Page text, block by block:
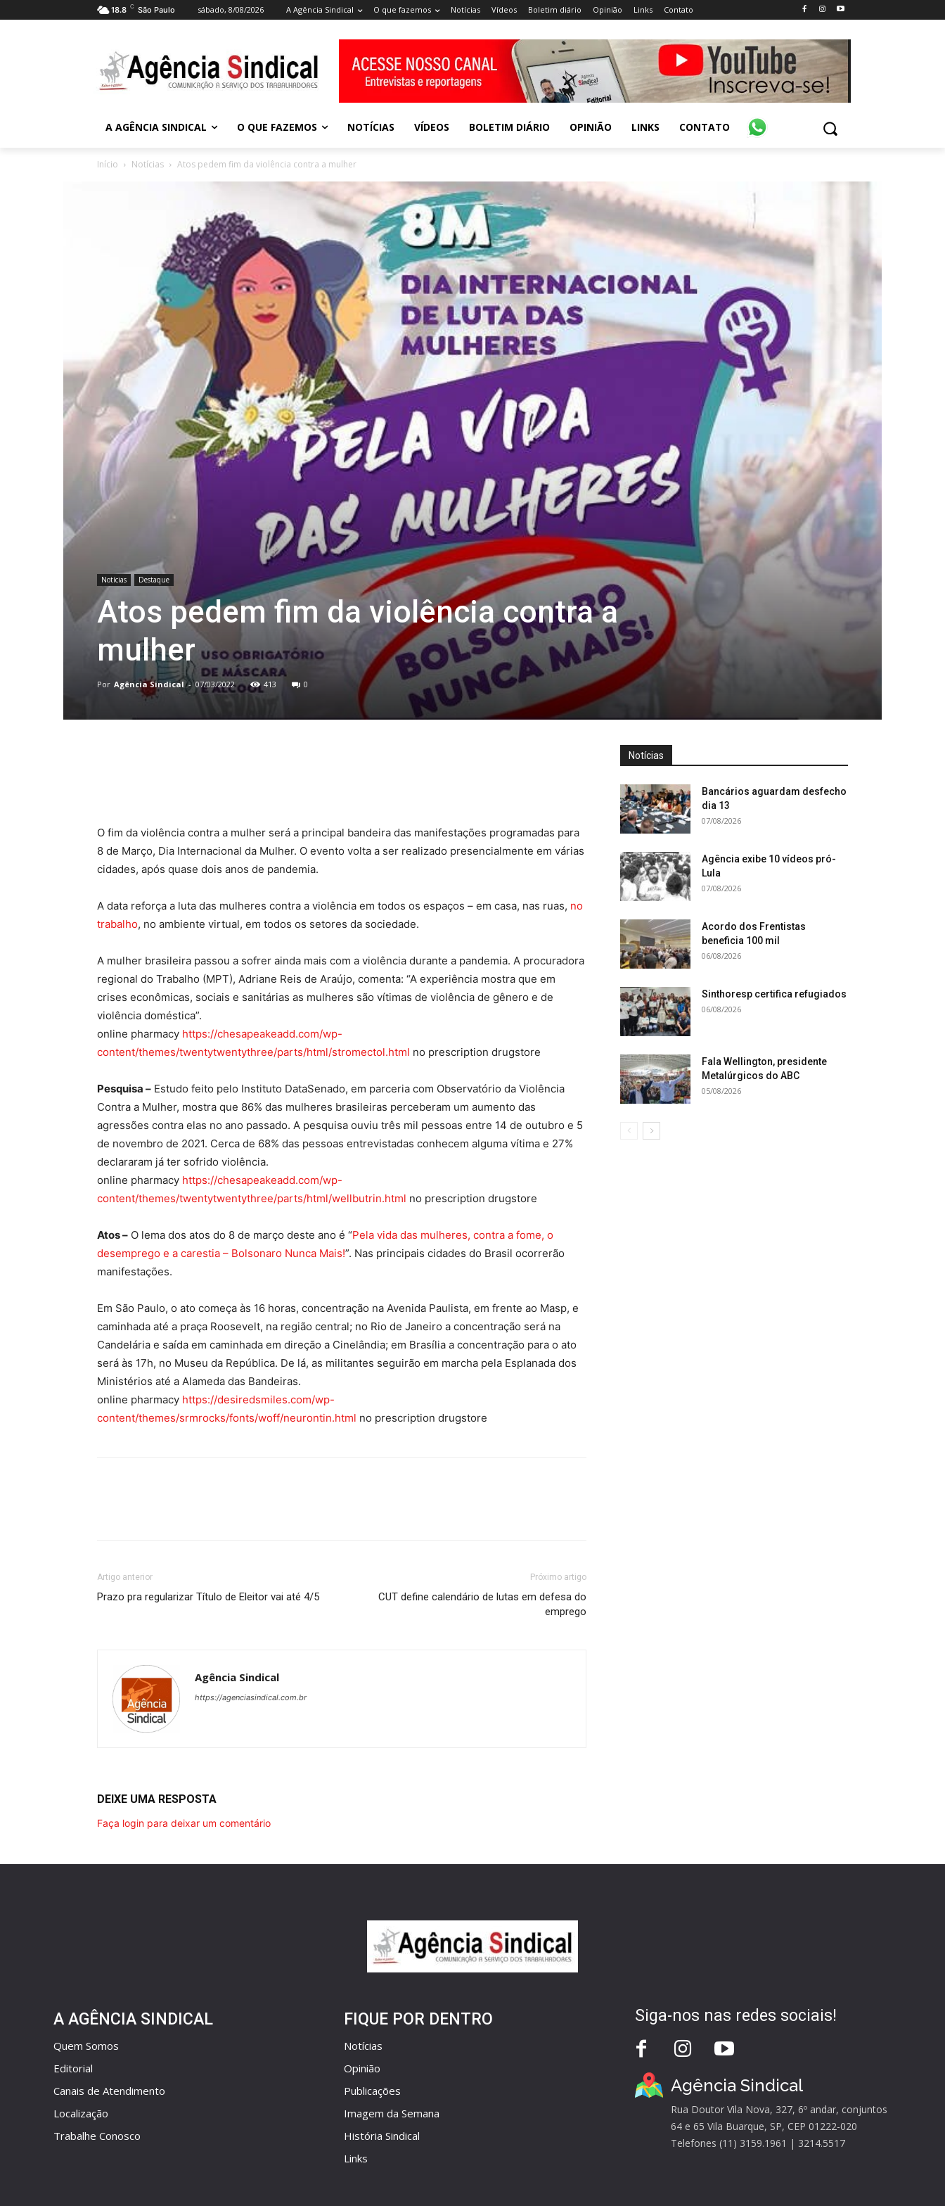
18.8 C São Paulo sábado, 8/08/2026 A Agência Sindical O que fazemos Notícias Vídeos Boletim diário Opinião Links Contato
A AGÊNCIA SINDICAL O QUE FAZEMOS NOTÍCIAS VÍDEOS BOLETIM DIÁRIO OPINIÃO LINKS CONTATO
Início Notícias Atos pedem fim da violência contra a mulher
Notícias Destaque
Atos pedem fim da violência contra a
mulher
Por Agência Sindical - 07/03/2022 413 0
O fim da violência contra a mulher será a principal bandeira das manifestações programadas para
8 de Março, Dia Internacional da Mulher. O evento volta a ser realizado presencialmente em várias
cidades, após quase dois anos de pandemia.
A data reforça a luta das mulheres contra a violência em todos os espaços – em casa, nas ruas, no
trabalho, no ambiente virtual, em todos os setores da sociedade.
A mulher brasileira passou a sofrer ainda mais com a violência durante a pandemia. A procuradora
regional do Trabalho (MPT), Adriane Reis de Araújo, comenta: “A experiência mostra que em
crises econômicas, sociais e sanitárias as mulheres são vítimas de violência de gênero e de
violência doméstica”.
online pharmacy https://chesapeakeadd.com/wp-
content/themes/twentytwentythree/parts/html/stromectol.html no prescription drugstore
Pesquisa – Estudo feito pelo Instituto DataSenado, em parceria com Observatório da Violência
Contra a Mulher, mostra que 86% das mulheres brasileiras perceberam um aumento das
agressões contra elas no ano passado. A pesquisa ouviu três mil pessoas entre 14 de outubro e 5
de novembro de 2021. Cerca de 68% das pessoas entrevistadas conhecem alguma vítima e 27%
declararam já ter sofrido violência.
online pharmacy https://chesapeakeadd.com/wp-
content/themes/twentytwentythree/parts/html/wellbutrin.html no prescription drugstore
Atos – O lema dos atos do 8 de março deste ano é “Pela vida das mulheres, contra a fome, o
desemprego e a carestia – Bolsonaro Nunca Mais!”. Nas principais cidades do Brasil ocorrerão
manifestações.
Em São Paulo, o ato começa às 16 horas, concentração na Avenida Paulista, em frente ao Masp, e
caminhada até a praça Roosevelt, na região central; no Rio de Janeiro a concentração será na
Candelária e saída em caminhada em direção a Cinelândia; em Brasília a concentração para o ato
será às 17h, no Museu da República. De lá, as militantes seguirão em marcha pela Esplanada dos
Ministérios até a Alameda das Bandeiras.
online pharmacy https://desiredsmiles.com/wp-
content/themes/srmrocks/fonts/woff/neurontin.html no prescription drugstore
Artigo anterior
Prazo pra regularizar Título de Eleitor vai até 4/5
Próximo artigo
CUT define calendário de lutas em defesa do
emprego
Agência Sindical
https://agenciasindical.com.br
DEIXE UMA RESPOSTA
Faça login para deixar um comentário
Notícias
Bancários aguardam desfecho
dia 13
07/08/2026
Agência exibe 10 vídeos pró-
Lula
07/08/2026
Acordo dos Frentistas
beneficia 100 mil
06/08/2026
Sinthoresp certifica refugiados
06/08/2026
Fala Wellington, presidente
Metalúrgicos do ABC
05/08/2026
A AGÊNCIA SINDICAL
Quem Somos
Editorial
Canais de Atendimento
Localização
Trabalhe Conosco
FIQUE POR DENTRO
Notícias
Opinião
Publicações
Imagem da Semana
História Sindical
Links
Siga-nos nas redes sociais!
Agência Sindical
Rua Doutor Vila Nova, 327, 6º andar, conjuntos
64 e 65 Vila Buarque, SP, CEP 01222-020
Telefones (11) 3159.1961 | 3214.5517